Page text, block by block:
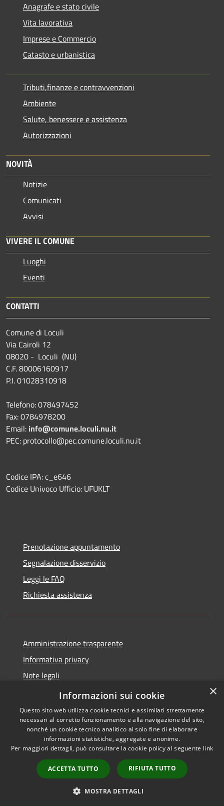
Anagrafe e stato civile
Vita lavorativa
Imprese e Commercio
Catasto e urbanistica
Tributi,finanze e contravvenzioni
Ambiente
Salute, benessere e assistenza
Autorizzazioni
NOVITÀ
Notizie
Comunicati
Avvisi
VIVERE IL COMUNE
Luoghi
Eventi
CONTATTI
Comune di Loculi
Via Cairoli 12
08020 - Loculi (NU)
C.F. 80006160917
P.I. 01028310918
Telefono: 078497452
Fax: 0784978200
Email: info@comune.loculi.nu.it
PEC: protocollo@pec.comune.loculi.nu.it
Codice IPA: c_e646
Codice Univoco Ufficio: UFUKLT
Prenotazione appuntamento
Segnalazione disservizio
Leggi le FAQ
Richiesta assistenza
Amministrazione trasparente
Informativa privacy
Note legali
Dichiarazione di accessibilità
Accessibilità
Copyright © 2026 • Comune di
Loculi • Powered by
Municipium•
Accesso
redazione
×
Informazioni sui cookie
Questo sito web utilizza cookie tecnici e assimilati strettamente
necessari al corretto funzionamento e alla navigazione del sito,
nonché un cookie tecnico analitico al solo fine di elaborare
informazioni statistiche, aggregate e anonime.
Per maggiori dettagli, può consultare la cookie policy al seguente link
ACCETTA TUTTO RIFIUTA TUTTO
MOSTRA DETTAGLI